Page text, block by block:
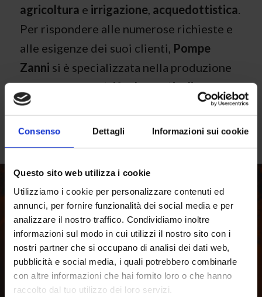
Consenso Dettagli Informazioni sui cookie
Questo sito web utilizza i cookie
Utilizziamo i cookie per personalizzare contenuti ed
annunci, per fornire funzionalità dei social media e per
analizzare il nostro traffico. Condividiamo inoltre
informazioni sul modo in cui utilizzi il nostro sito con i
nostri partner che si occupano di analisi dei dati web,
pubblicità e social media, i quali potrebbero combinarle
con altre informazioni che hai fornito loro o che hanno
raccolto dal tuo utilizzo dei loro servizi.
agricoltura e irrigazione, acquedottistica
Per rispondere alle numerose richieste e
alle esigenze dei suoi clienti, Pompe
Zanni si è specializzata nella produzione
di dipompe centrifughe verticali, di
elettropompe sommerse
pompe split
case
pompe multicellulari orizzontali